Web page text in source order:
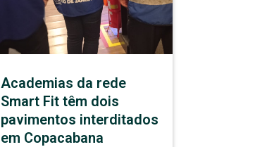
Academias da rede
Smart Fit têm dois
pavimentos interditados
em Copacabana